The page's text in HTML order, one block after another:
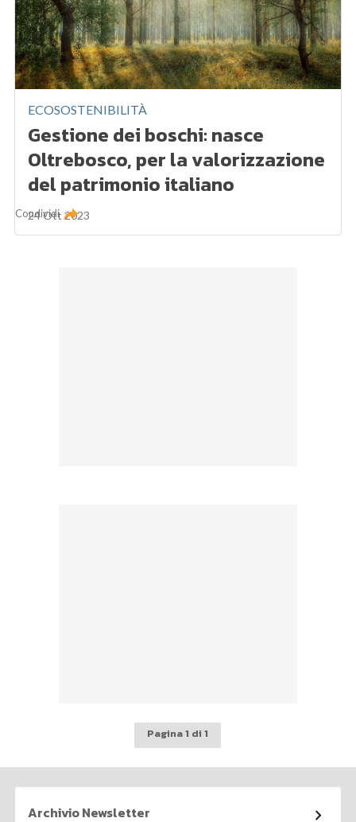
ECOSOSTENIBILITÀ
Gestione dei boschi: nasce
Oltrebosco, per la valorizzazione
del patrimonio italiano
24 Ott 2023
Condividi
Pagina 1 di 1
Archivio Newsletter